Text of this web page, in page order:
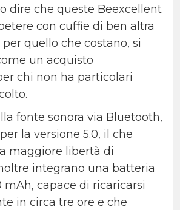
dire che queste Beexcellent
con cuffie di ben altra
quello che costano, si
un acquisto
chi non ha particolari
fonte sonora via Bluetooth,
la versione 5.0, il che
maggiore libertà di
integrano una batteria
mAh, capace di ricaricarsi
in circa tre ore e che